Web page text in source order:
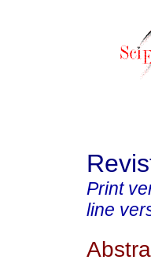
Print
line